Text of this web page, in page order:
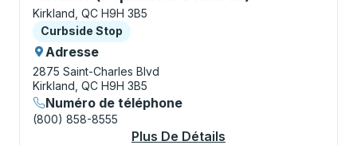
Kirkland, QC H9H 3B5
Curbside Stop
Curbside Stop
Adresse
2875 Saint-Charles Blvd
Kirkland, QC H9H 3B5
Numéro de téléphone
(800) 858-8555
Plus De Détails